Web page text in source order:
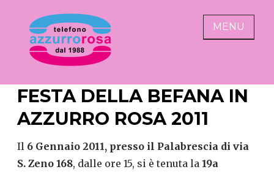
content
AZZURRO ROSA
alza il telefono abbassa
l'indifferenza
MENU
FESTA DELLA BEFANA IN
AZZURRO ROSA 2011
Il 6 Gennaio 2011, presso il Palabrescia di via
S. Zeno 168, dalle ore 15, si è tenuta la 19a